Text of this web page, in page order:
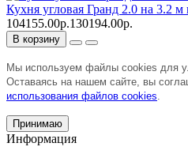
Кухня угловая Гранд 2.0 на 3.2 м
104155.00р.130194.00р.
В корзину
Мы используем файлы cookies для
Оставаясь на нашем сайте, вы
использования файлов cookies.
Принимаю
Информация